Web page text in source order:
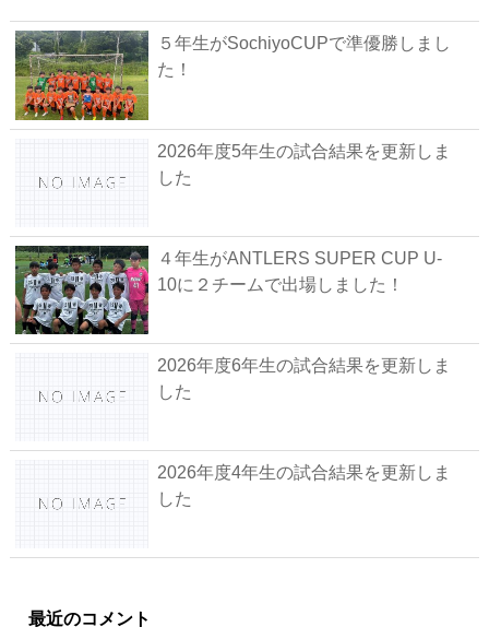
５年生がSochiyoCUPで準優勝しまし
た！
2026年度5年生の試合結果を更新しま
した
４年生がANTLERS SUPER CUP U-
10に２チームで出場しました！
2026年度6年生の試合結果を更新しま
した
2026年度4年生の試合結果を更新しま
した
最近のコメント